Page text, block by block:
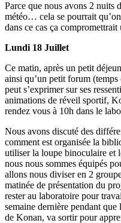
Parce que nous avons 2 nuits
météo… cela se pourrait
dans ce cas ça
Lundi 18 Juillet
Ce matin, après un petit
ainsi qu’un petit forum
peut s’exprimer sur ses
animations de réveil sportif,
rendez vous à 10h dans le
Nous avons discuté des
comment est organisée la
utiliser la loupe binoculaire et
nous nous sommes équipés
allons nous diviser en 2
matinée de présentation du
rester au laboratoire pour
semaine dernière pendant
de Konan, va sortir pour